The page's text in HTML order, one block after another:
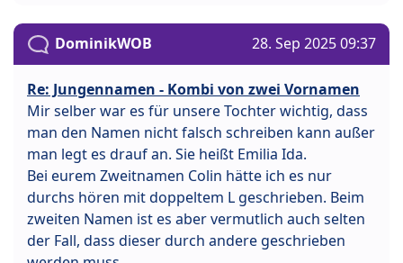
DominikWOB 28. Sep 2025 09:37
Re: Jungennamen - Kombi von zwei Vornamen
Mir selber war es für unsere Tochter wichtig, dass
man den Namen nicht falsch schreiben kann außer
man legt es drauf an. Sie heißt Emilia Ida.
Bei eurem Zweitnamen Colin hätte ich es nur
durchs hören mit doppeltem L geschrieben. Beim
zweiten Namen ist es aber vermutlich auch selten
der Fall, dass dieser durch andere geschrieben